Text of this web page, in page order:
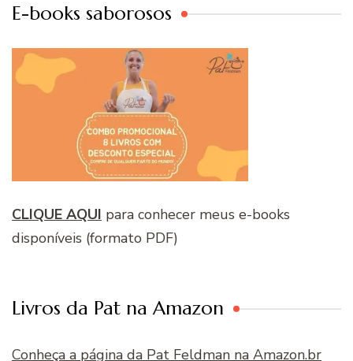
E-books saborosos
CLIQUE AQUI para conhecer meus e-books
disponíveis (formato PDF)
Livros da Pat na Amazon
Conheça a página da Pat Feldman na Amazon.br